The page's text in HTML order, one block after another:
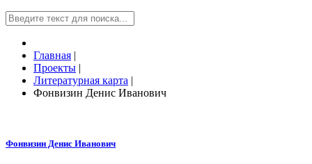
Главная |
Проекты |
Литературная карта |
Фонвизин Денис Иванович
Фонвизин Денис Иванович